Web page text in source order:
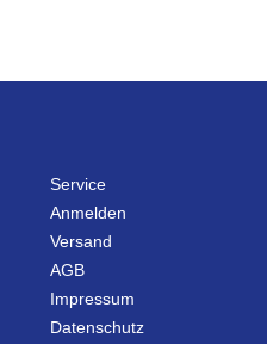
Service
Anmelden
Versand
AGB
Impressum
Datenschutz